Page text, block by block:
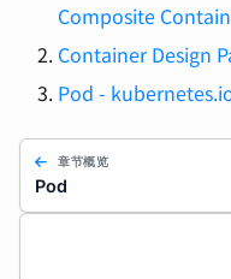
Composite
Container Design
Pod -
章节概览
Pod